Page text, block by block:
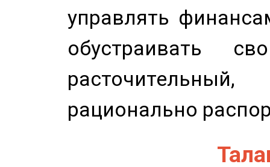
управлять
обустраивать
рационально